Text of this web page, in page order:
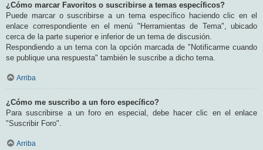
¿Cómo marcar Favoritos o suscribirse a temas específicos?
Puede marcar o suscribirse a un tema específico haciendo clic en el
enlace correspondiente en el menú "Herramientas de Tema", ubicado
cerca de la parte superior e inferior de un tema de discusión.
Respondiendo a un tema con la opción marcada de "Notificarme cuando
se publique una respuesta" también le suscribe a dicho tema.
Arriba
¿Cómo me suscribo a un foro específico?
Para suscribirse a un foro en especial, debe hacer clic en el enlace
"Suscribir Foro".
Arriba